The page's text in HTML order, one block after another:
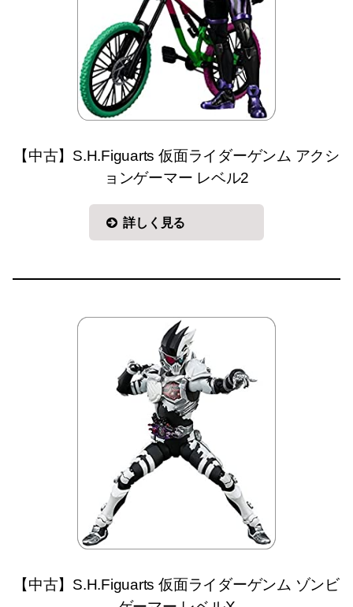
【中古】S.H.Figuarts 仮面ライダーゲンム アクシ
ョンゲーマー レベル2
詳しく見る
【中古】S.H.Figuarts 仮面ライダーゲンム ゾンビ